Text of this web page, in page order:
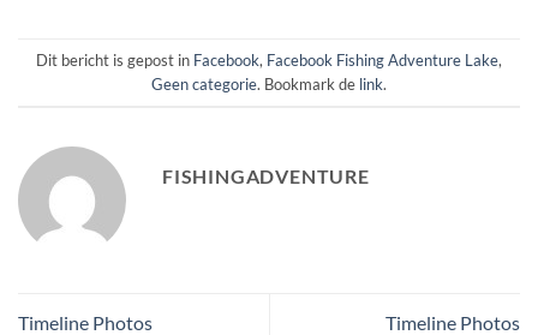
Dit bericht is gepost in Facebook, Facebook Fishing Adventure Lake,
Geen categorie. Bookmark de link.
FISHINGADVENTURE
Timeline Photos Timeline Photos